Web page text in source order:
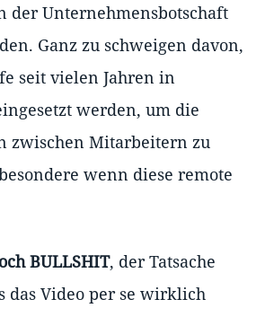
der Unternehmensbotschaft
Ganz zu schweigen davon,
seit vielen Jahren in
werden, um die
zwischen Mitarbeitern zu
wenn diese remote
BULLSHIT, der Tatsache
das Video per se wirklich